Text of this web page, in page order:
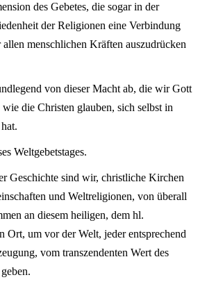
des Gebetes, die sogar in der
der Religionen eine Verbindung
menschlichen Kräften auszudrücken
von dieser Macht ab, die wir Gott
die Christen glauben, sich selbst in
Weltgebetstages.
Geschichte sind wir, christliche Kirchen
und Weltreligionen, von überall
an diesem heiligen, dem hl.
Ort, um vor der Welt, jeder entsprechend
vom transzendenten Wert des